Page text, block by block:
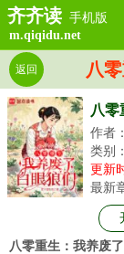
齐齐读 手机版
m.qiqidu.net
八
返回
八零
作者
类别
更新
最新
八零重生：我养废